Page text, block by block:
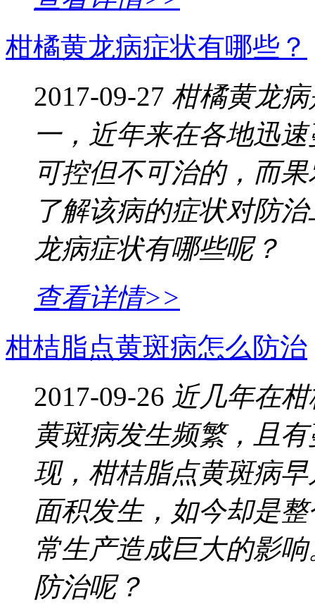
柑橘黄龙病症状有哪些？
2017-09-27 柑橘黄龙
一，近年来在各地迅
可控但不可治的，而
了解该病的症状对防
龙病症状有哪些呢？
查看详情>>
柑桔脂点黄斑病怎么防治
2017-09-26 近几年在
黄斑病发生频繁，且
现，柑桔脂点黄斑病
面积发生，如今却是
常生产造成巨大的影
防治呢？